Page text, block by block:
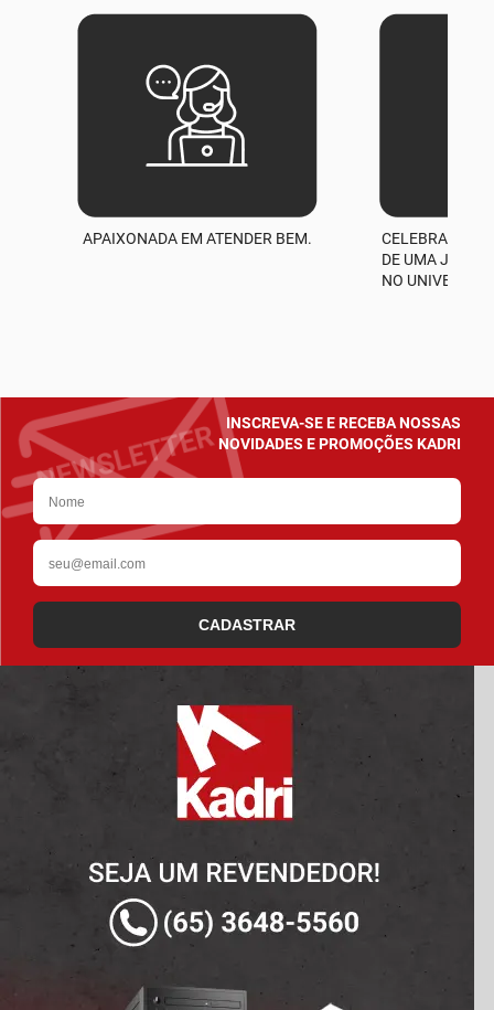
APAIXONADA EM ATENDER BEM.
CELEBRAMOS
DE UMA
NO UNIVERSO
INSCREVA-SE E RECEBA NOSSAS
NOVIDADES E PROMOÇÕES KADRI
CADASTRAR